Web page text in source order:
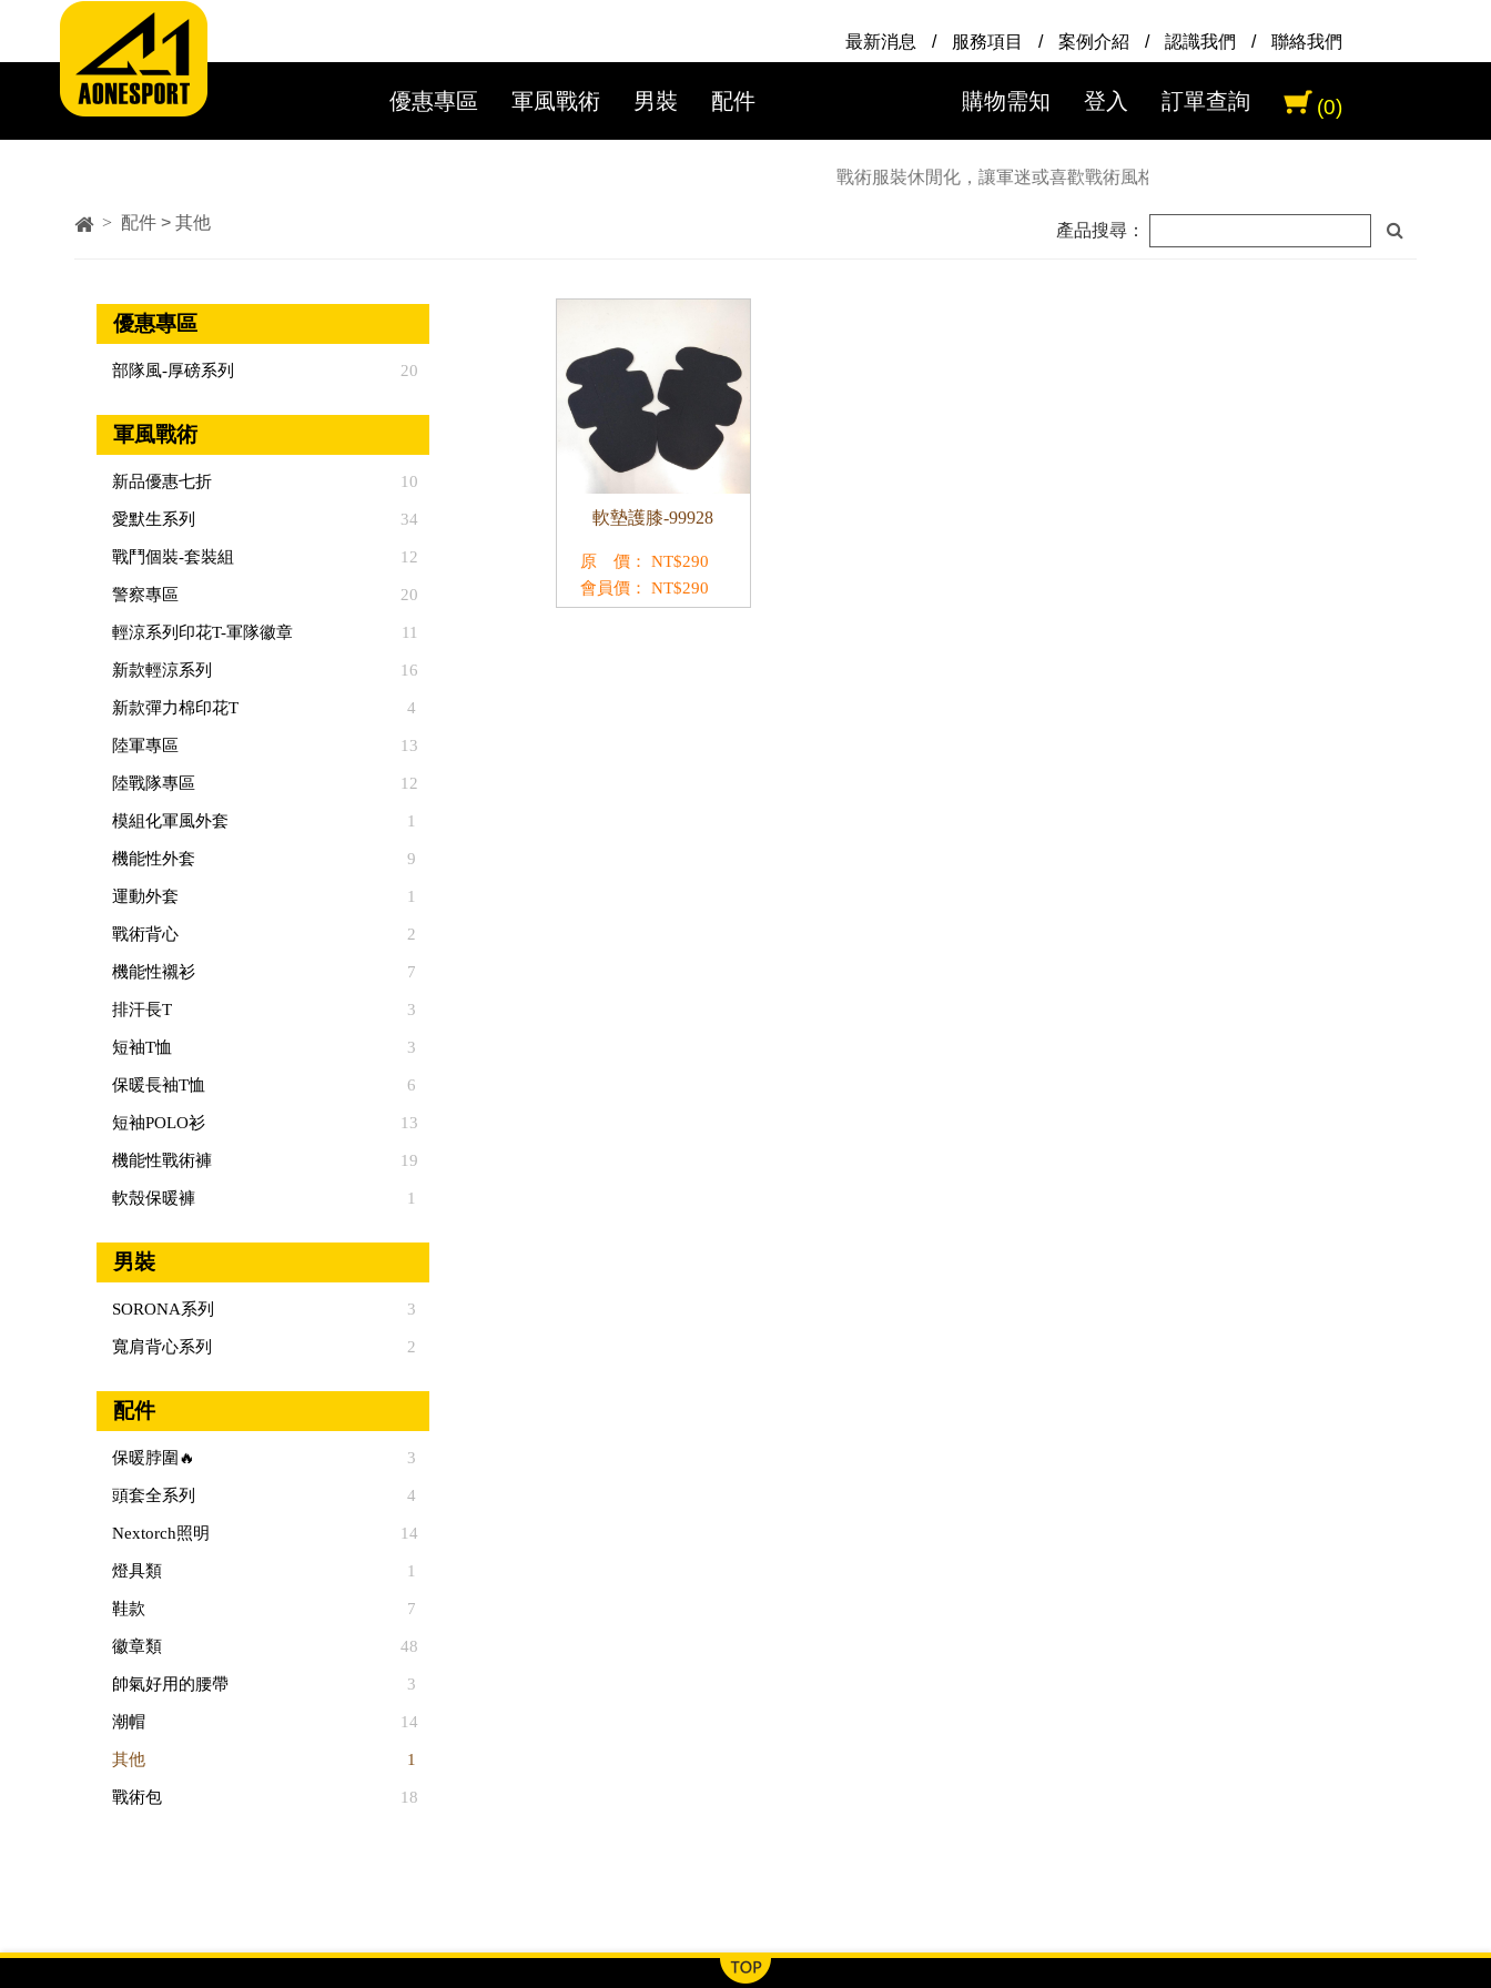
最新消息 / 服務項目 / 案例介紹 / 認識我們 / 聯絡我們
優惠專區 軍風戰術 男裝 配件 購物需知 登入 訂單查詢 (0)
戰術服裝休閒化，讓軍迷或喜歡戰術風格產品消費者都能用平實的價格購入功能多樣
> 配件 > 其他 產品搜尋：
優惠專區
部隊風-厚磅系列 20
軍風戰術
新品優惠七折 10
愛默生系列 34
戰鬥個裝-套裝組 12
警察專區 20
輕涼系列印花T-軍隊徽章 11
新款輕涼系列 16
新款彈力棉印花T 4
陸軍專區 13
陸戰隊專區 12
模組化軍風外套 1
機能性外套 9
運動外套 1
戰術背心 2
機能性襯衫 7
排汗長T 3
短袖T恤 3
保暖長袖T恤 6
短袖POLO衫 13
機能性戰術褲 19
軟殼保暖褲 1
男裝
SORONA系列 3
寬肩背心系列 2
配件
保暖脖圍🔥 3
頭套全系列 4
Nextorch照明 14
燈具類 1
鞋款 7
徽章類 48
帥氣好用的腰帶 3
潮帽 14
其他 1
戰術包 18
軟墊護膝-99928
原 價： NT$290
會員價：
NT$290